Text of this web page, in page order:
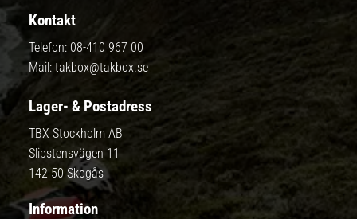
Kontakt
Telefon: 08-410 967 00
Mail: takbox@takbox.se
Lager- & Postadress
TBX Stockholm AB
Slipstensvägen 11
142 50 Skogås
Information